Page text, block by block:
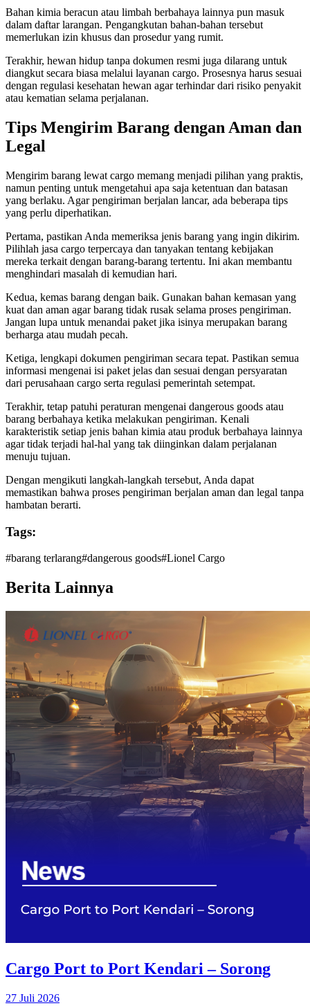
Bahan kimia beracun atau limbah berbahaya lainnya pun masuk
dalam daftar larangan. Pengangkutan bahan-bahan tersebut
memerlukan izin khusus dan prosedur yang rumit.
Terakhir, hewan hidup tanpa dokumen resmi juga dilarang untuk
diangkut secara biasa melalui layanan cargo. Prosesnya harus sesuai
dengan regulasi kesehatan hewan agar terhindar dari risiko penyakit
atau kematian selama perjalanan.
Tips Mengirim Barang dengan Aman dan
Legal
Mengirim barang lewat cargo memang menjadi pilihan yang praktis,
namun penting untuk mengetahui apa saja ketentuan dan batasan
yang berlaku. Agar pengiriman berjalan lancar, ada beberapa tips
yang perlu diperhatikan.
Pertama, pastikan Anda memeriksa jenis barang yang ingin dikirim.
Pilihlah jasa cargo terpercaya dan tanyakan tentang kebijakan
mereka terkait dengan barang-barang tertentu. Ini akan membantu
menghindari masalah di kemudian hari.
Kedua, kemas barang dengan baik. Gunakan bahan kemasan yang
kuat dan aman agar barang tidak rusak selama proses pengiriman.
Jangan lupa untuk menandai paket jika isinya merupakan barang
berharga atau mudah pecah.
Ketiga, lengkapi dokumen pengiriman secara tepat. Pastikan semua
informasi mengenai isi paket jelas dan sesuai dengan persyaratan
dari perusahaan cargo serta regulasi pemerintah setempat.
Terakhir, tetap patuhi peraturan mengenai dangerous goods atau
barang berbahaya ketika melakukan pengiriman. Kenali
karakteristik setiap jenis bahan kimia atau produk berbahaya lainnya
agar tidak terjadi hal-hal yang tak diinginkan dalam perjalanan
menuju tujuan.
Dengan mengikuti langkah-langkah tersebut, Anda dapat
memastikan bahwa proses pengiriman berjalan aman dan legal tanpa
hambatan berarti.
Tags:
#barang terlarang#dangerous goods#Lionel Cargo
Berita Lainnya
Cargo Port to Port Kendari – Sorong
27 Juli 2026